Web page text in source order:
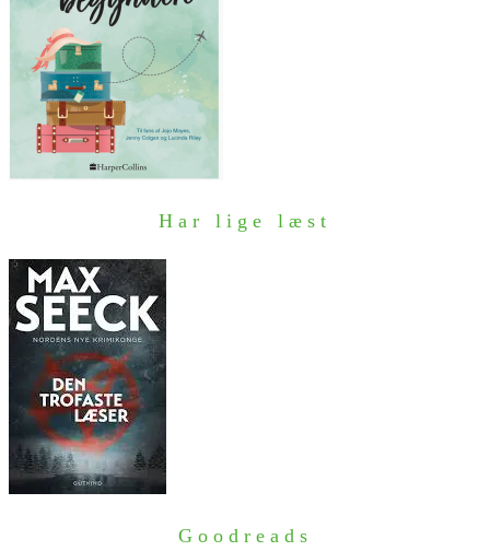
Har lige læst
Goodreads